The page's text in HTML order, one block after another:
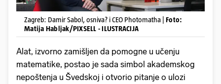
Zagreb: Damir Sabol, osniva? i CEO Photomatha | Foto:
Matija Habljak/PIXSELL - ILUSTRACIJA
Alat, izvorno zamišljen da pomogne u učenju
matematike, postao je sada simbol akademskog
nepoštenja u Švedskoj i otvorio pitanje o ulozi